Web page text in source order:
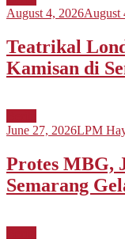
August 4, 2026August
Teatrikal
Kamisan di
June 27, 2026LPM
Protes MBG,
Semarang